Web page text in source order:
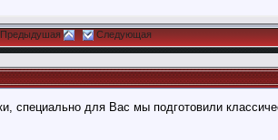
Предыдушая Следующая
специально для Вас мы подготовили